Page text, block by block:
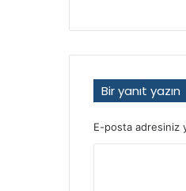
Bir yanıt yazın
E-posta adresiniz